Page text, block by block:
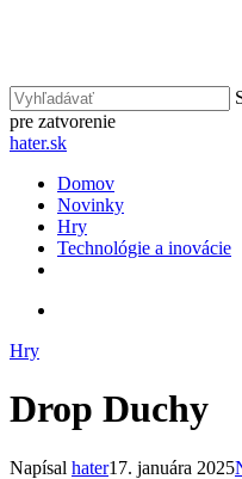
content
pre zatvorenie
Close
hater.sk
vyhľadávať
Menu
Domov
Novinky
Hry
Technológie a inovácie
Hry
Drop Duchy
Napísal hater17. januára 2025